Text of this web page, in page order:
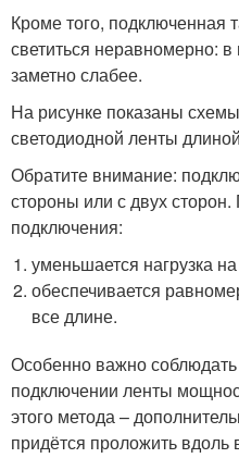
Кроме того, подключенная
светиться неравномерно:
заметно слабее.
На рисунке показаны
светодиодной ленты
Обратите внимание:
стороны или с двух
подключения:
уменьшается нагрузка
обеспечивается
все длине.
Особенно важно
подключении ленты
этого метода –
придётся проложить вдоль